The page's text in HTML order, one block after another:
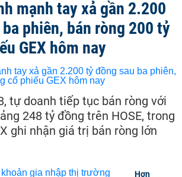
mạnh tay xả gần 2.200
phiên, bán ròng 200 tỷ
GEX hôm nay
tự doanh tiếp tục bán ròng với
248 tỷ đồng trên HOSE, trong
ghi nhận giá trị bán ròng lớn
Hơn